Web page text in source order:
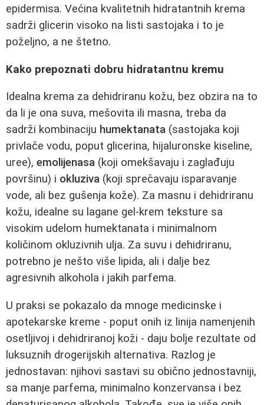
epidermisa. Većina kvalitetnih hidratantnih krema
sadrži glicerin visoko na listi sastojaka i to je
poželjno, a ne štetno.
Kako prepoznati dobru hidratantnu kremu
Idealna krema za dehidriranu kožu, bez obzira na to
da li je ona suva, mešovita ili masna, treba da
sadrži kombinaciju humektanata (sastojaka koji
privlače vodu, poput glicerina, hijaluronske kiseline,
uree), emolijenasa (koji omekšavaju i zaglađuju
površinu) i okluziva (koji sprečavaju isparavanje
vode, ali bez gušenja kože). Za masnu i dehidriranu
kožu, idealne su lagane gel-krem teksture sa
visokim udelom humektanata i minimalnom
količinom okluzivnih ulja. Za suvu i dehidriranu,
potrebno je nešto više lipida, ali i dalje bez
agresivnih alkohola i jakih parfema.
U praksi se pokazalo da mnoge medicinske i
apotekarske kreme - poput onih iz linija namenjenih
osetljivoj i dehidriranoj koži - daju bolje rezultate od
luksuznih drogerijskih alternativa. Razlog je
jednostavan: njihovi sastavi su obično jednostavniji,
sa manje parfema, minimalno konzervansa i bez